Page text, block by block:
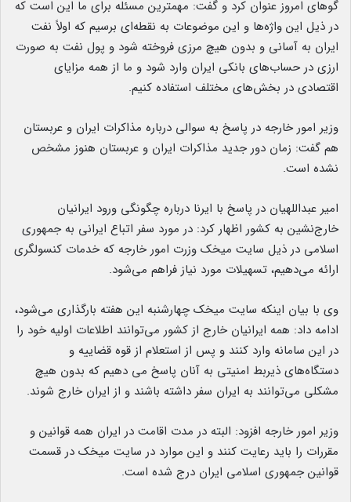
گوهای امروز عنوان کرد و گفت: مهمترین مسئله برای ما این است که
در ذیل این واژه‌ها و این موضوعات به نقطه‌ای برسیم که اولاً نفت
ایران به آسانی و بدون هیچ مرزی فروخته شود و پول نفت به صورت
ارزی در حساب‌های بانکی ایران وارد شود و ما از همه مزایای
اقتصادی در بخش‌های مختلف استفاده کنیم.
وزیر امور خارجه در پاسخ به سوالی درباره مذاکرات ایران و عربستان
هم گفت: زمان دور جدید مذاکرات ایران و عربستان هنوز مشخص
نشده است‌.
امیر عبداللهیان در پاسخ با ایرنا درباره چگونگی ورود ایرانیان
خارج‌نشین به کشور اظهار کرد: در مورد سفر اتباع ایرانی به جمهوری
اسلامی در ذیل سایت میخک وزرت امور خارجه که خدمات کنسولگری
ارائه می‌دهیم، تسهیلات مورد نیاز فراهم می‌شود.
وی با بیان اینکه سایت میخک چهارشنبه این هفته بارگذاری می‌شود،
ادامه داد: همه ایرانیان خارج از کشور می‌توانند اطلاعات اولیه خود را
در این سامانه وارد کنند و پس از استعلام از قوه قضاییه و
دستگاه‌های ذیربط امنیتی به آنان پاسخ می دهیم که بدون هیچ
مشکلی می‌توانند به ایران سفر داشته باشند و از ایران خارج شوند.
وزیر امور خارجه افزود: البته در مدت اقامت در ایران همه قوانین و
مقررات را باید رعایت کنند و این موارد در سایت میخک در قسمت
قوانین جمهوری اسلامی ایران درج شده است.